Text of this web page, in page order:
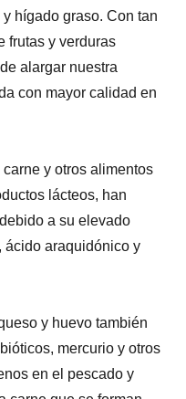
hígado graso. Con tan
frutas y verduras
alargar nuestra
con mayor calidad en
y otros alimentos
lácteos, han
a su elevado
ácido araquidónico y
y huevo también
mercurio y otros
en el pescado y